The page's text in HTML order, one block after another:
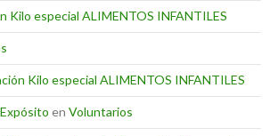
Kilo especial ALIMENTOS INFANTILES
Kilo especial ALIMENTOS INFANTILES
en Voluntarios